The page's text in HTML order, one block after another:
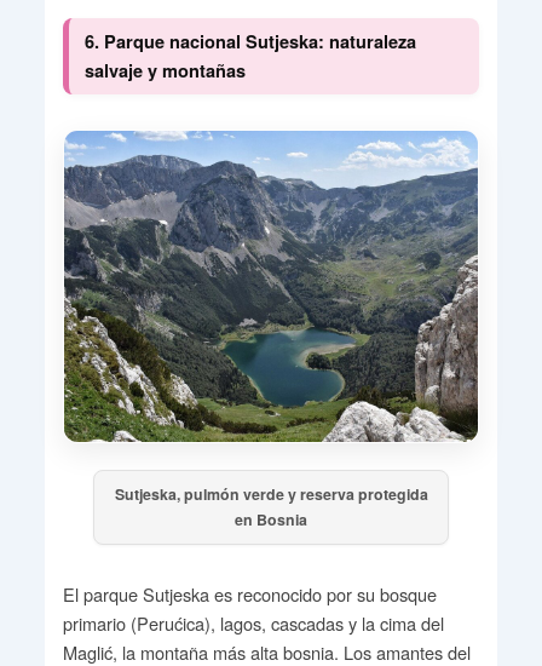
6. Parque nacional Sutjeska: naturaleza
salvaje y montañas
Sutjeska, pulmón verde y reserva protegida
en Bosnia
El parque Sutjeska es reconocido por su bosque
primario (Perućica), lagos, cascadas y la cima del
Maglić, la montaña más alta bosnia. Los amantes del